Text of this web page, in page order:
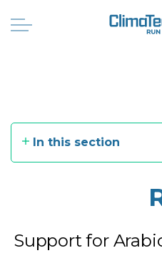
In this section
Support for